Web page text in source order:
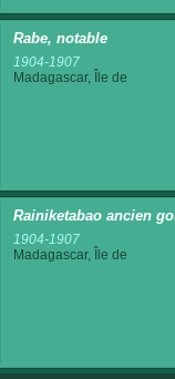
Rabe, notable
1904-1907
Madagascar, Île de
Rainiketabao ancien
1904-1907
Madagascar, Île de